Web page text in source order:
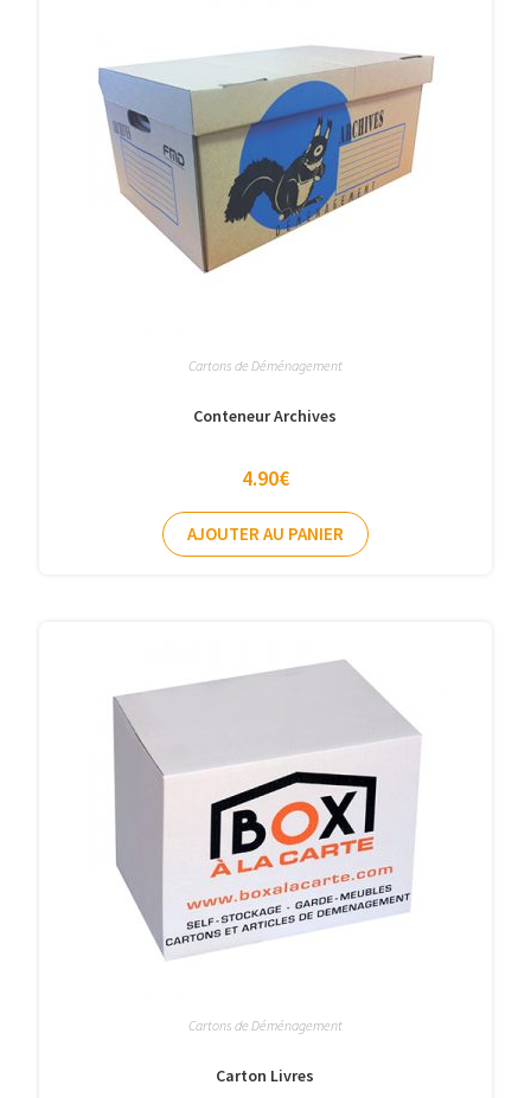
Cartons de Déménagement
Conteneur Archives
4.90€
AJOUTER AU PANIER
Cartons de Déménagement
Carton Livres